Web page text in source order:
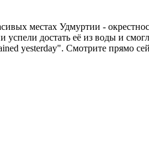
местах Удмуртии -
успели достать её из воды и
yesterday". Смотрите прямо